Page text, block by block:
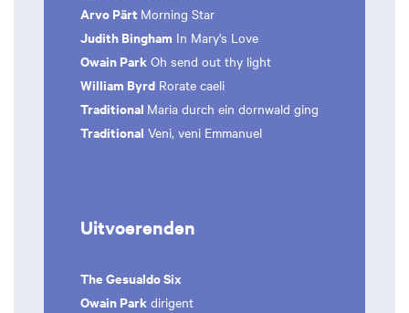
Arvo Pärt Morning Star
Judith Bingham In Mary's Love
Owain Park Oh send out thy light
William Byrd Rorate caeli
Traditional Maria durch ein dornwald ging
Traditional Veni, veni Emmanuel
Uitvoerenden
The Gesualdo Six
Owain Park dirigent